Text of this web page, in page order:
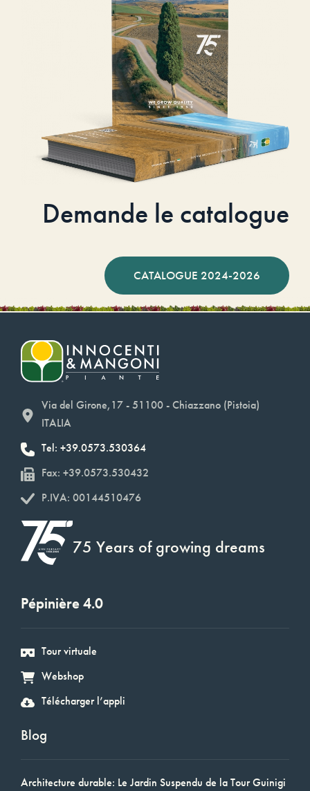
Demande le catalogue
CATALOGUE 2024-2026
Via del Girone,17 - 51100 - Chiazzano (Pistoia)
ITALIA
Tel: +39.0573.530364
Fax: +39.0573.530432
P.IVA: 00144510476
75 Years of growing dreams
Pépinière 4.0
Tour virtuale
Webshop
Télécharger l’appli
Blog
Architecture durable: Le Jardin Suspendu de la Tour Guinigi